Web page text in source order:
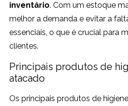
inventário. Com um estoque
melhor a demanda e evitar a
essenciais, o que é crucial para
clientes.
Principais produtos de
atacado
Os principais produtos de